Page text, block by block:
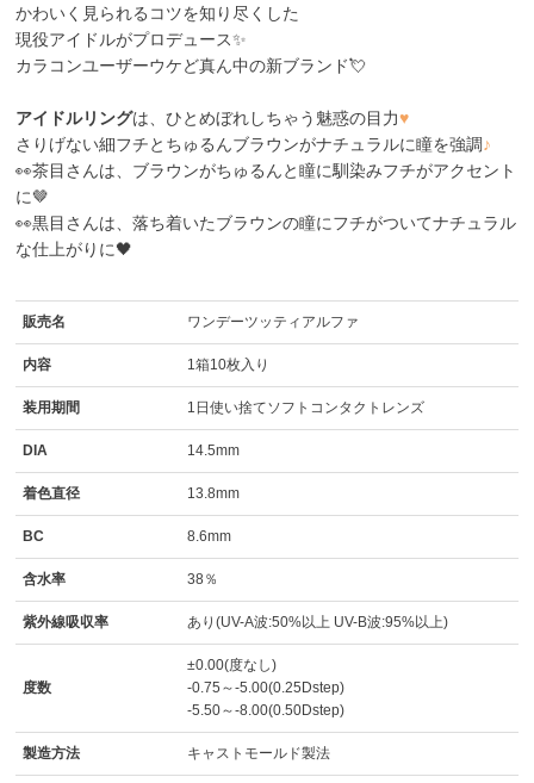
かわいく見られるコツを知り尽くした
現役アイドルがプロデュース✨
カラコンユーザーウケど真ん中の新ブランド💘
アイドルリングは、ひとめぼれしちゃう魅惑の目力♥
さりげない細フチとちゅるんブラウンがナチュラルに瞳を強調♪
👀茶目さんは、ブラウンがちゅるんと瞳に馴染みフチがアクセント
に🤎
👀黒目さんは、落ち着いたブラウンの瞳にフチがついてナチュラル
な仕上がりに🖤
販売名 ワンデーツッティアルファ
内容 1箱10枚入り
装用期間 1日使い捨てソフトコンタクトレンズ
DIA 14.5mm
着色直径 13.8mm
BC 8.6mm
含水率 38％
紫外線吸収率 あり(UV-A波:50%以上 UV-B波:95%以上)
度数
±0.00(度なし)
-0.75～-5.00(0.25Dstep)
-5.50～-8.00(0.50Dstep)
製造方法 キャストモールド製法